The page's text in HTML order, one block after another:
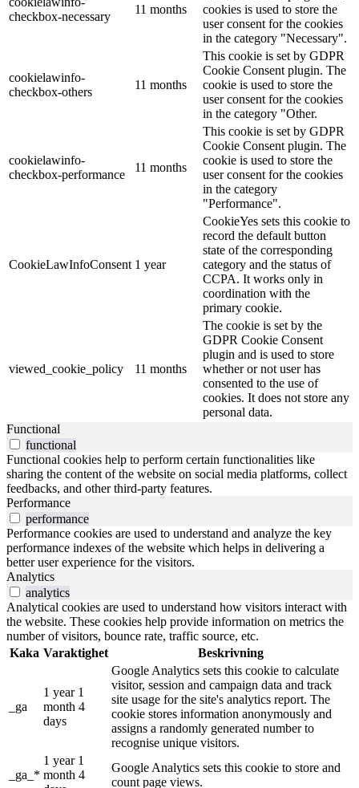
checkbox-necessary
11 months
cookies is used to store the
user consent for the cookies
in the category "Necessary".
cookielawinfo-
checkbox-others
11 months
This cookie is set by GDPR
Cookie Consent plugin. The
cookie is used to store the
user consent for the cookies
in the category "Other.
cookielawinfo-
checkbox-performance
11 months
This cookie is set by GDPR
Cookie Consent plugin. The
cookie is used to store the
user consent for the cookies
in the category
"Performance".
CookieLawInfoConsent 1 year
CookieYes sets this cookie to
record the default button
state of the corresponding
category and the status of
CCPA. It works only in
coordination with the
primary cookie.
viewed_cookie_policy 11 months
The cookie is set by the
GDPR Cookie Consent
plugin and is used to store
whether or not user has
consented to the use of
cookies. It does not store any
personal data.
Functional
functional
Functional cookies help to perform certain functionalities like
sharing the content of the website on social media platforms, collect
feedbacks, and other third-party features.
Performance
performance
Performance cookies are used to understand and analyze the key
performance indexes of the website which helps in delivering a
better user experience for the visitors.
Analytics
analytics
Analytical cookies are used to understand how visitors interact with
the website. These cookies help provide information on metrics the
number of visitors, bounce rate, traffic source, etc.
Kaka Varaktighet Beskrivning
_ga
1 year 1
month 4
days
Google Analytics sets this cookie to calculate
visitor, session and campaign data and track
site usage for the site's analytics report. The
cookie stores information anonymously and
assigns a randomly generated number to
recognise unique visitors.
_ga_*
1 year 1
month 4
Google Analytics sets this cookie to store and
count page views.